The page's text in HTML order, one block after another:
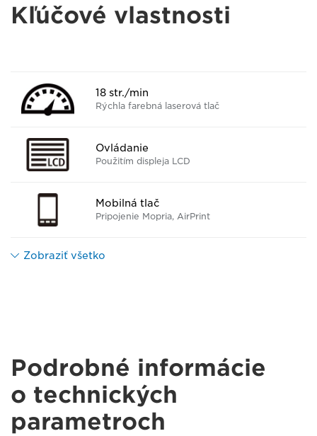
Kľúčové vlastnosti
18 str./min
Rýchla farebná laserová tlač
Ovládanie
Použitím displeja LCD
Mobilná tlač
Pripojenie Mopria, AirPrint
Zobraziť všetko
Podrobné informácie
o technických
parametroch